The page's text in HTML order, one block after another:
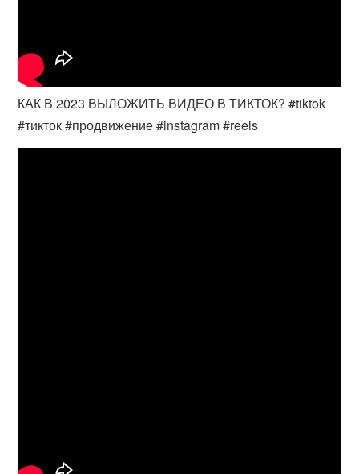
КАК В 2023 ВЫЛОЖИТЬ ВИДЕО В ТИКТОК? #tiktok
#тикток #продвижение #instagram #reels